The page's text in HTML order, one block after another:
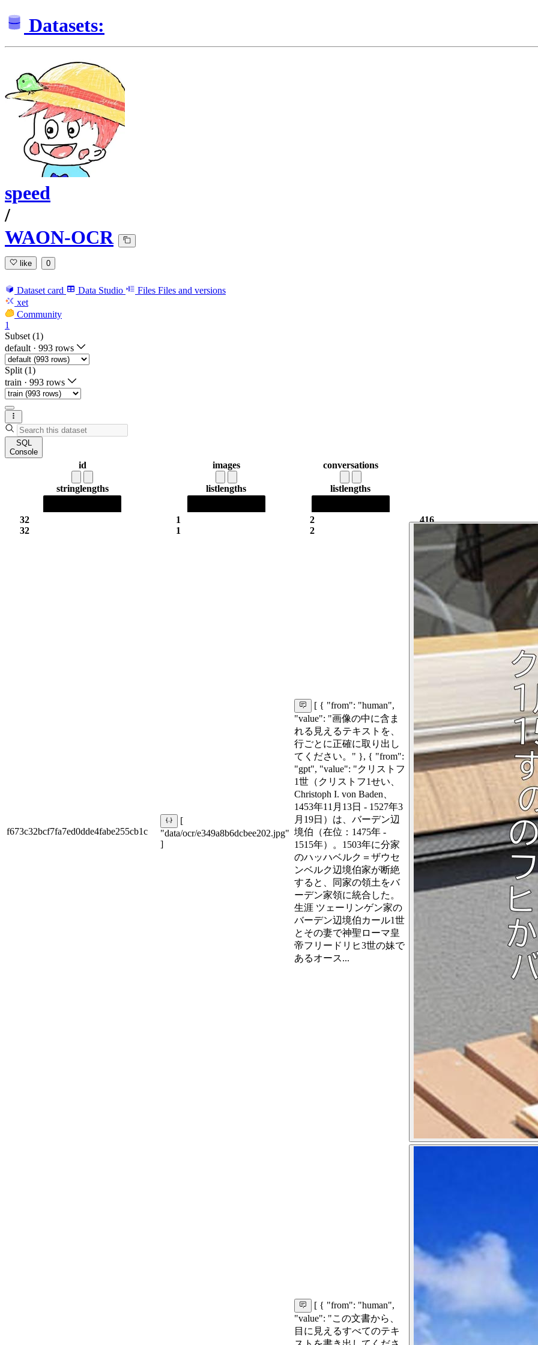
Datasets:
speed
/
WAON-OCR
like 0
Dataset card Data Studio Files Files and versions
xet
Community
1
Subset (1)
default · 993 rows
Split (1)
train · 993 rows
SQL
Console
id
stringlengths
32
32
images
listlengths
1
1
conversations
listlengths
2
2
416
2.05k
f673c32bcf7fa7ed0dde4fabe255cb1c
[
"data/ocr/e349a8b6dcbee202.jpg"
]
[ { "from": "human",
"value": "画像の中に含ま
れる見えるテキストを、
行ごとに正確に取り出し
てください。" }, { "from":
"gpt", "value": "クリストフ
1世（クリストフ1せい、
Christoph I. von Baden、
1453年11月13日 - 1527年3
月19日）は、バーデン辺
境伯（在位：1475年 -
1515年）。1503年に分家
のハッハベルク＝ザウセ
ンベルク辺境伯家が断絶
すると、同家の領土をバ
ーデン家領に統合した。
生涯 ツェーリンゲン家の
バーデン辺境伯カール1世
とその妻で神聖ローマ皇
帝フリードリヒ3世の妹で
あるオース...
[ { "from": "human",
"value": "この文書から、
目に見えるすべてのテキ